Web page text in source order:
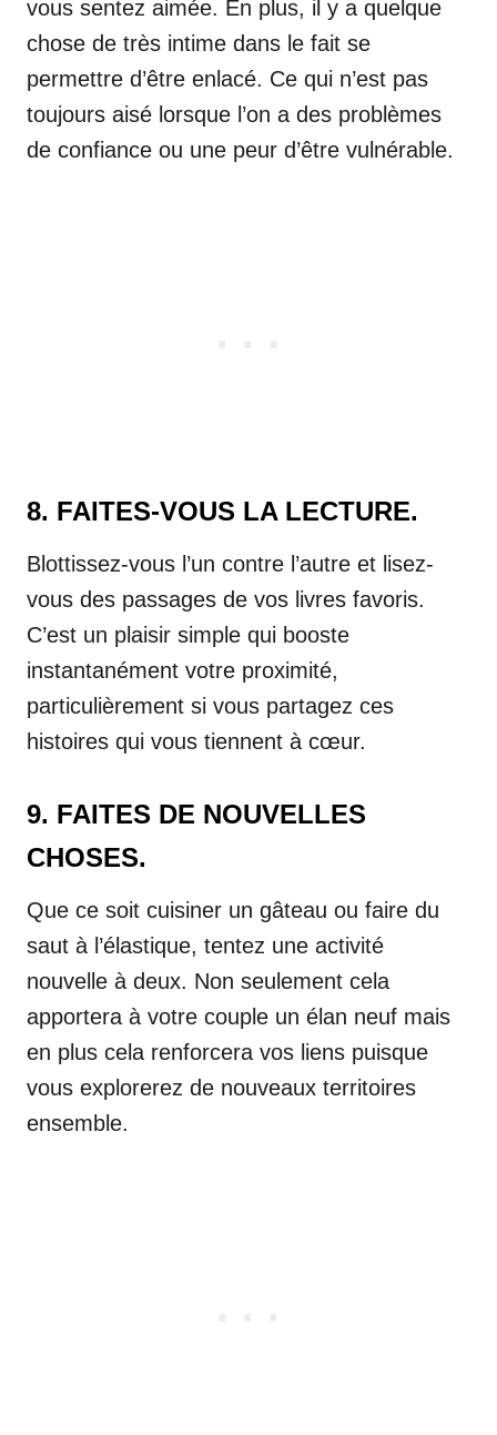
vous sentez aimée. En plus, il y a quelque
chose de très intime dans le fait se
permettre d’être enlacé. Ce qui n’est pas
toujours aisé lorsque l’on a des problèmes
de confiance ou une peur d’être vulnérable.
8. FAITES-VOUS LA LECTURE.
Blottissez-vous l’un contre l’autre et lisez-
vous des passages de vos livres favoris.
C’est un plaisir simple qui booste
instantanément votre proximité,
particulièrement si vous partagez ces
histoires qui vous tiennent à cœur.
9. FAITES DE NOUVELLES
CHOSES.
Que ce soit cuisiner un gâteau ou faire du
saut à l’élastique, tentez une activité
nouvelle à deux. Non seulement cela
apportera à votre couple un élan neuf mais
en plus cela renforcera vos liens puisque
vous explorerez de nouveaux territoires
ensemble.